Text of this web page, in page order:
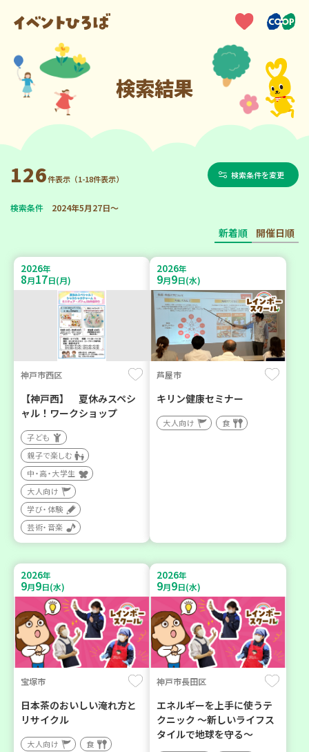
検索結果
126件表示（1-18件表示） 検索条件を変更
検索条件 2024年5月27日～
新着順 開催日順
2026年
8月17日(月)
神戸市西区
【神戸西】 夏休みスペシ
ャル！ワークショップ
子ども
親子で楽しむ
中・高・大学生
大人向け
学び・体験
芸術・音楽
2026年
9月9日(水)
芦屋市
キリン健康セミナー
大人向け 食
2026年
9月9日(水)
宝塚市
日本茶のおいしい淹れ方と
リサイクル
大人向け 食
2026年
9月9日(水)
神戸市長田区
エネルギーを上手に使うテ
クニック ～新しいライフス
タイルで地球を守る～